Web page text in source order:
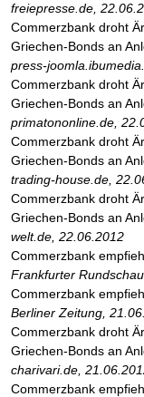
freiepresse.de,
Commerzbank droht
Griechen-Bonds an
press-
Commerzbank droht
Griechen-Bonds an
primatononline.de,
Commerzbank droht
Griechen-Bonds an
trading-house.de,
Commerzbank droht
Griechen-Bonds an
welt.de, 22.06.2012
Commerzbank
Frankfurter
Commerzbank
Berliner Zeitung,
Commerzbank droht
Griechen-Bonds an
charivari.de,
Commerzbank